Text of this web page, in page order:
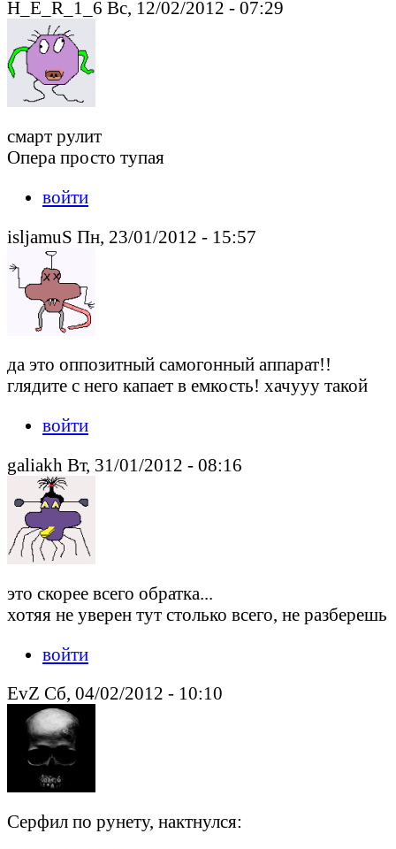
H_E_R_1_6 Вс, 12/02/2012 - 07:29
смарт рулит
Опера просто тупая
войти
isljamuS Пн, 23/01/2012 - 15:57
да это оппозитный самогонный аппарат!!
глядите с него капает в емкость! хачууу такой
войти
galiakh Вт, 31/01/2012 - 08:16
это скорее всего обратка...
хотяя не уверен тут столько всего, не разберешь
войти
EvZ Сб, 04/02/2012 - 10:10
Серфил по рунету, нактнулся: